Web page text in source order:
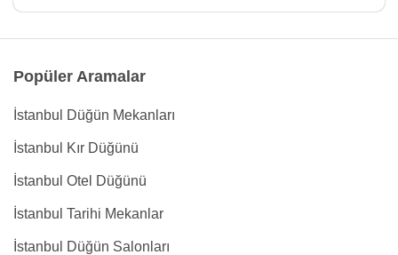
Popüler Aramalar
İstanbul Düğün Mekanları
İstanbul Kır Düğünü
İstanbul Otel Düğünü
İstanbul Tarihi Mekanlar
İstanbul Düğün Salonları